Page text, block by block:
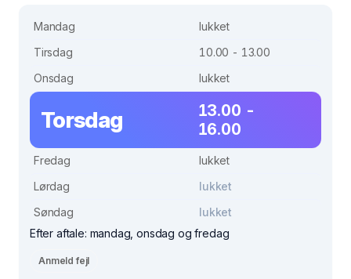
Mandag
lukket
Tirsdag
10.00 - 13.00
Onsdag
lukket
Torsdag
13.00 -
16.00
Fredag
lukket
Lørdag
lukket
Søndag
lukket
Efter aftale: mandag, onsdag og fredag
Anmeld fejl